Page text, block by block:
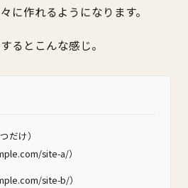
に作れるようになります。
るとこんな感じ。
だけ）
site-a/）
site-b/）